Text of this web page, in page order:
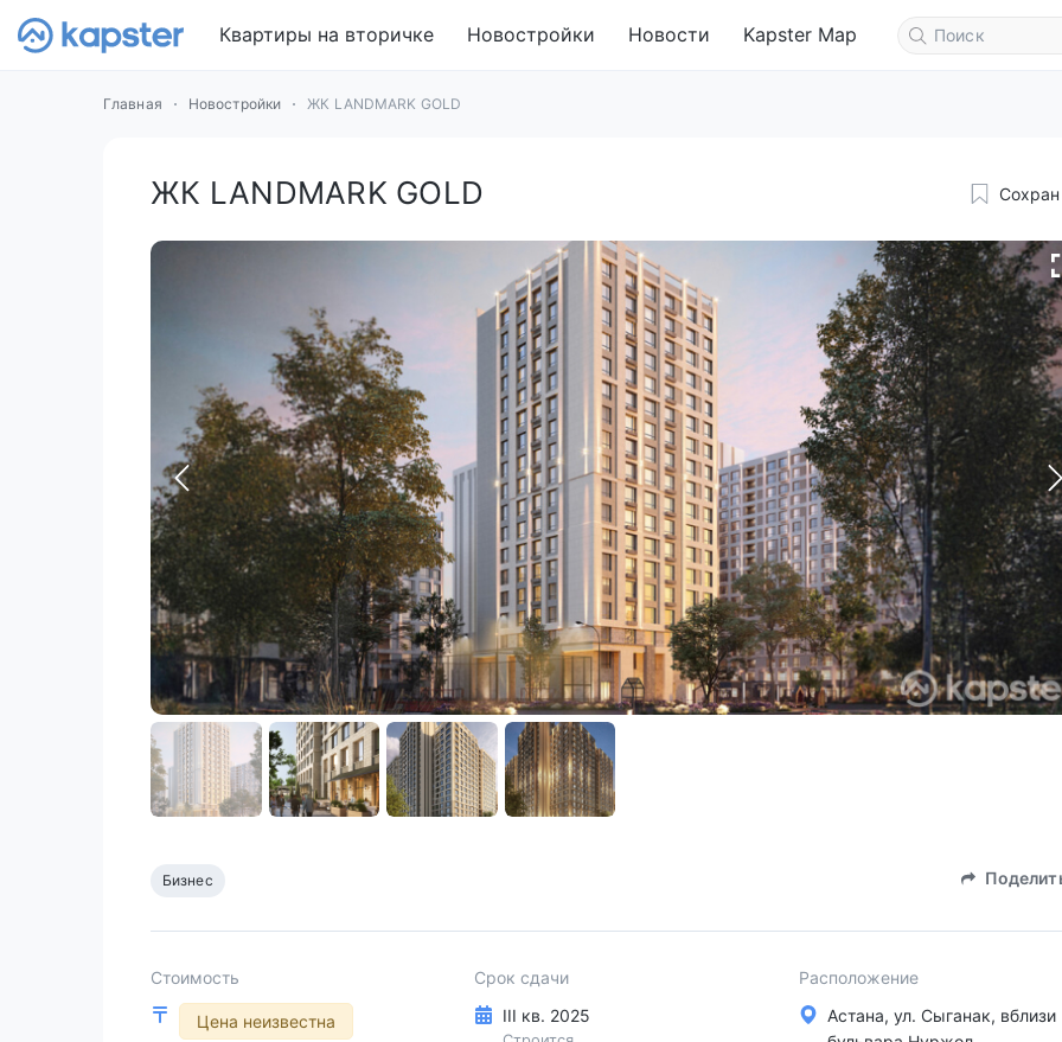
Квартиры на вторичке Новостройки Новости Kapster Map
Главная Новостройки ЖК LANDMARK GOLD
ЖК LANDMARK GOLD
Бизнес
Стоимость
Цена неизвестна
Срок сдачи
III кв. 2025
Расположение
Астана, ул. Сыганак, вблизи